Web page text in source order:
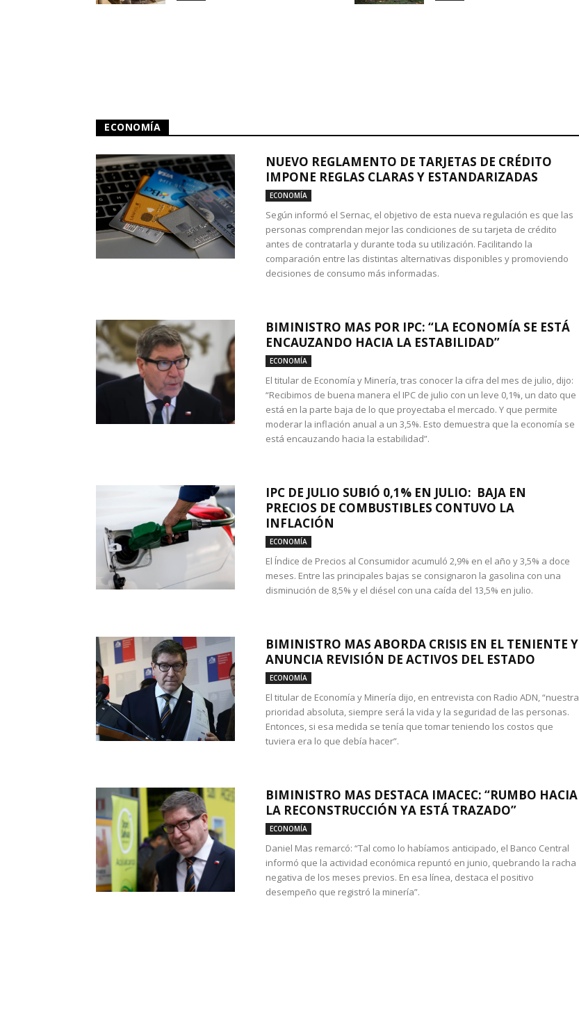
ECONOMÍA
NUEVO REGLAMENTO DE TARJETAS DE CRÉDITO
IMPONE REGLAS CLARAS Y ESTANDARIZADAS
ECONOMÍA
Según informó el Sernac, el objetivo de esta nueva regulación es que las
personas comprendan mejor las condiciones de su tarjeta de crédito
antes de contratarla y durante toda su utilización. Facilitando la
comparación entre las distintas alternativas disponibles y promoviendo
decisiones de consumo más informadas.
BIMINISTRO MAS POR IPC: “LA ECONOMÍA SE ESTÁ
ENCAUZANDO HACIA LA ESTABILIDAD”
ECONOMÍA
El titular de Economía y Minería, tras conocer la cifra del mes de julio, dijo:
“Recibimos de buena manera el IPC de julio con un leve 0,1%, un dato que
está en la parte baja de lo que proyectaba el mercado. Y que permite
moderar la inflación anual a un 3,5%. Esto demuestra que la economía se
está encauzando hacia la estabilidad”.
IPC DE JULIO SUBIÓ 0,1% EN JULIO: BAJA EN
PRECIOS DE COMBUSTIBLES CONTUVO LA
INFLACIÓN
ECONOMÍA
El Índice de Precios al Consumidor acumuló 2,9% en el año y 3,5% a doce
meses. Entre las principales bajas se consignaron la gasolina con una
disminución de 8,5% y el diésel con una caída del 13,5% en julio.
BIMINISTRO MAS ABORDA CRISIS EN EL TENIENTE Y
ANUNCIA REVISIÓN DE ACTIVOS DEL ESTADO
ECONOMÍA
El titular de Economía y Minería dijo, en entrevista con Radio ADN, “nuestra
prioridad absoluta, siempre será la vida y la seguridad de las personas.
Entonces, si esa medida se tenía que tomar teniendo los costos que
tuviera era lo que debía hacer”.
BIMINISTRO MAS DESTACA IMACEC: “RUMBO HACIA
LA RECONSTRUCCIÓN YA ESTÁ TRAZADO”
ECONOMÍA
Daniel Mas remarcó: “Tal como lo habíamos anticipado, el Banco Central
informó que la actividad económica repuntó en junio, quebrando la racha
negativa de los meses previos. En esa línea, destaca el positivo
desempeño que registró la minería”.